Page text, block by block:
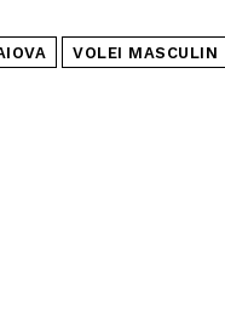
VOLEI MASCULIN